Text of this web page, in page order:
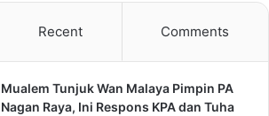
Recent Comments
Mualem Tunjuk Wan Malaya Pimpin PA
Nagan Raya, Ini Respons KPA dan Tuha